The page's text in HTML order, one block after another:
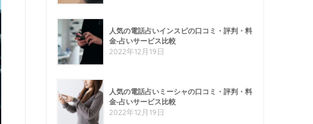
人気の電話占いインスピの口コミ・評判・料
金-占いサービス比較
2022年12月19日
人気の電話占いミーシャの口コミ・評判・料
金-占いサービス比較
2022年12月19日